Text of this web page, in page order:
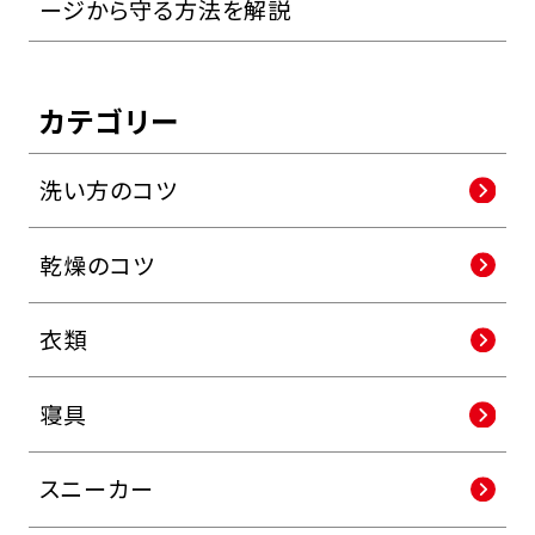
ージから守る方法を解説
カテゴリー
洗い方のコツ
乾燥のコツ
衣類
寝具
スニーカー